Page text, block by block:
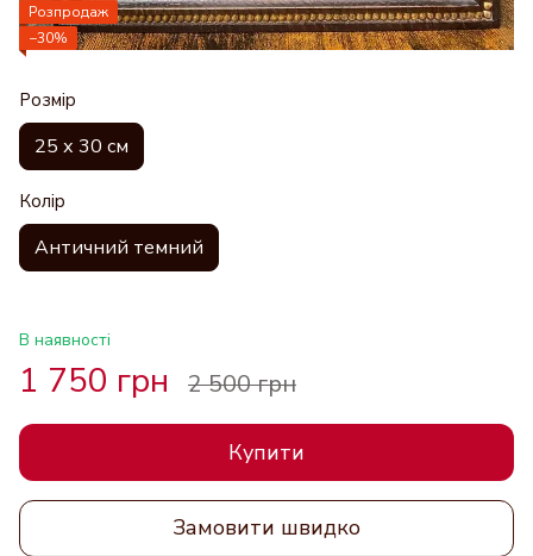
Розпродаж
−30%
Розмір
25 х 30 см
Колір
Античний темний
В наявності
1 750 грн 2 500 грн
Купити
Замовити швидко